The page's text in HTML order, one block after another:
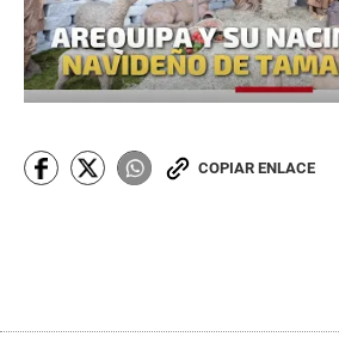
COPIAR ENLACE